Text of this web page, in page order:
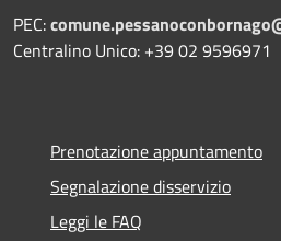
PEC:
Centralino Unico: +39 02 9596971
Prenotazione appuntamento
Segnalazione disservizio
Leggi le FAQ